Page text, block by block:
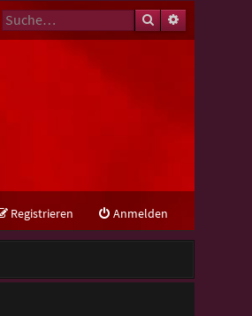
Suche
Anmelden
Registrieren